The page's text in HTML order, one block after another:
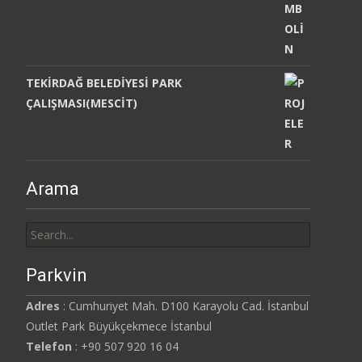
TEKİRDAĞ BELEDİYESİ PARK
ÇALIŞMASI(MESCİT)
Arama
for:
Parkvin
Adres : Cumhuriyet Mah. D100 Karayolu Cad. İstanbul
Outlet Park Büyükçekmece İstanbul
Telefon : +90 507 920 16 04